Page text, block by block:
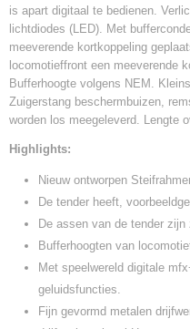
is apart digitaal te bedienen.
lichtdiodes (LED). Met
meeverende kortkoppeling
locomotieffront een meeverende
Bufferhoogte volgens NEM.
Zuigerstang beschermbuizen,
worden los meegeleverd. Lengte
Highlights:
Nieuw ontworpen
De tender heeft,
De assen van de tender
Bufferhoogten van
Met speelwereld digitale
geluidsfuncties.
Fijn gevormd metalen